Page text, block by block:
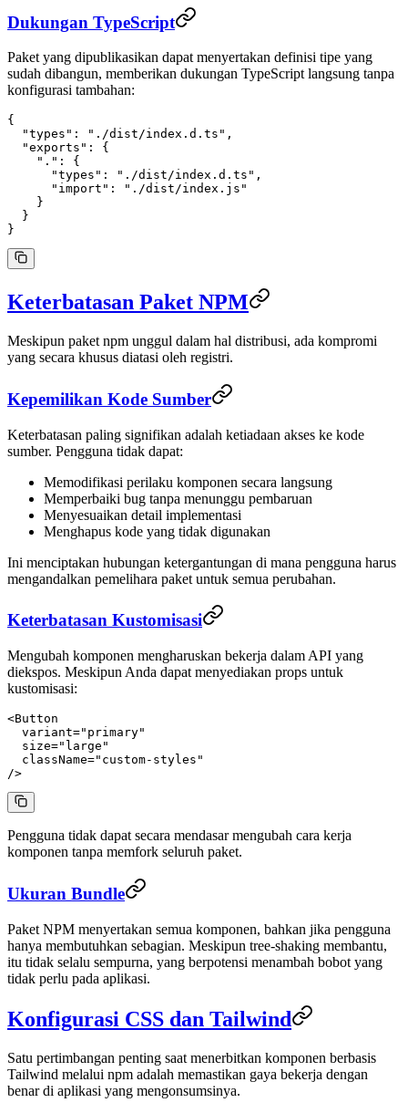
Dukungan TypeScript
Paket yang dipublikasikan dapat menyertakan definisi tipe yang
sudah dibangun, memberikan dukungan TypeScript langsung tanpa
konfigurasi tambahan:
{
  "types"
: "./dist/index.d.ts" ,
  "exports"
: {
    "."
: {
      "types"
: "./dist/index.d.ts" ,
      "import"
:
"./dist/index.js"
    }
  }
}
Keterbatasan Paket NPM
Meskipun paket npm unggul dalam hal distribusi, ada kompromi
yang secara khusus diatasi oleh registri.
Kepemilikan Kode Sumber
Keterbatasan paling signifikan adalah ketiadaan akses ke kode
sumber. Pengguna tidak dapat:
Memodifikasi perilaku komponen secara langsung
Memperbaiki bug tanpa menunggu pembaruan
Menyesuaikan detail implementasi
Menghapus kode yang tidak digunakan
Ini menciptakan hubungan ketergantungan di mana pengguna harus
mengandalkan pemelihara paket untuk semua perubahan.
Keterbatasan Kustomisasi
Mengubah komponen mengharuskan bekerja dalam API yang
diekspos. Meskipun Anda dapat menyediakan props untuk
kustomisasi:
<Button
  variant
="primary"
  size
="large"
  className
="custom-styles"
/>
Pengguna tidak dapat secara mendasar mengubah cara kerja
komponen tanpa memfork seluruh paket.
Ukuran Bundle
Paket NPM menyertakan semua komponen, bahkan jika pengguna
hanya membutuhkan sebagian. Meskipun tree-shaking membantu,
itu tidak selalu sempurna, yang berpotensi menambah bobot yang
tidak perlu pada aplikasi.
Konfigurasi CSS dan Tailwind
Satu pertimbangan penting saat menerbitkan komponen berbasis
Tailwind melalui npm adalah memastikan gaya bekerja dengan
benar di aplikasi yang mengonsumsinya.